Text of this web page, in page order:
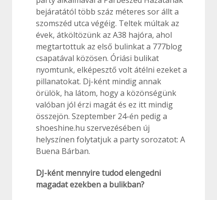
bejáratától több száz méteres sor állt a
szomszéd utca végéig. Teltek múltak az
évek, átköltözünk az A38 hajóra, ahol
megtartottuk az első bulinkat a 777blog
csapatával közösen. Óriási bulikat
nyomtunk, elképesztő volt átélni ezeket a
pillanatokat. Dj-ként mindig annak
örülök, ha látom, hogy a közönségünk
valóban jól érzi magát és ez itt mindig
összejön. Szeptember 24-én pedig a
shoeshine.hu szervezésében új
helyszínen folytatjuk a party sorozatot: A
Buena Bárban.
DJ-ként mennyire tudod elengedni
magadat ezekben a bulikban?